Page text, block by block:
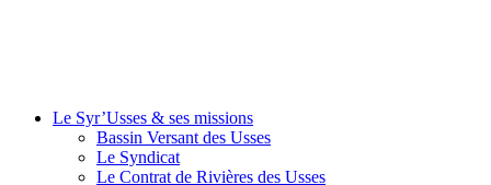
Le Syr’Usses & ses missions
Bassin Versant des Usses
Le Syndicat
Le Contrat de Rivières des Usses